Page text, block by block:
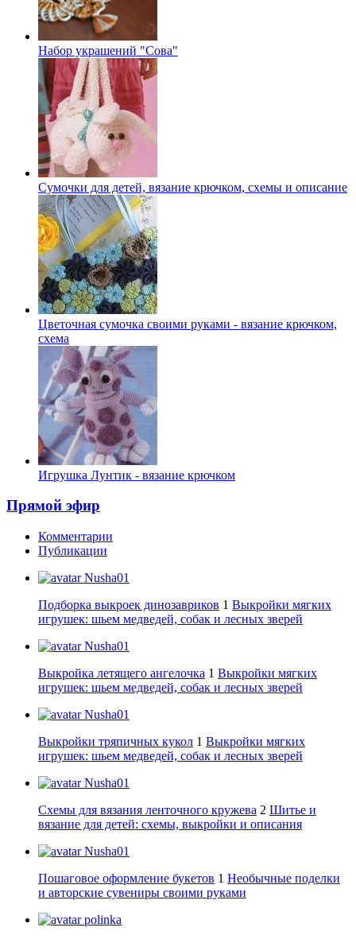
Набор украшений "Сова"
Сумочки для детей, вязание крючком, схемы и описание
Цветочная сумочка своими руками - вязание крючком,
схема
Игрушка Лунтик - вязание крючком
Прямой эфир
Комментарии
Публикации
Nusha01
Подборка выкроек динозавриков 1 Выкройки мягких
игрушек: шьем медведей, собак и лесных зверей
Nusha01
Выкройка летящего ангелочка 1 Выкройки мягких
игрушек: шьем медведей, собак и лесных зверей
Nusha01
Выкройки тряпичных кукол 1 Выкройки мягких
игрушек: шьем медведей, собак и лесных зверей
Nusha01
Схемы для вязания ленточного кружева 2 Шитье и
вязание для детей: схемы, выкройки и описания
Nusha01
Пошаговое оформление букетов 1 Необычные поделки
и авторские сувениры своими руками
polinka